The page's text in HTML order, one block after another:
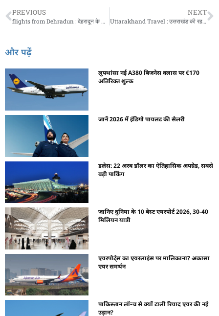
PREVIOUS
flights from Dehradun : देहरादून के यात्रियों के लिए खुशखबरी: इंडिगो ने 2025 में नई फ्लाइट्स की घोषणा की
NEXT
Uttarakhand Travel : उत्तराखंड की रहस्यमयी सुंदरता: खैट पर्वत, जहां दिखती हैं परियां
और पढ़ें
लुफ्थांसा नई A380 बिजनेस क्लास पर €170
अतिरिक्त शुल्क
जानें 2026 में इंडिगो पायलट की सैलरी
डलेस: 22 अरब डॉलर का ऐतिहासिक अपग्रेड, सबसे
बड़ी पार्किंग
जानिए दुनिया के 10 बेस्ट एयरपोर्ट 2026, 30-40
मिलियन यात्री
एयरपोर्ट्स का एयरलाइंस पर मालिकाना? अकासा
एयर समर्थन
पाकिस्तान लॉन्च से क्यों टाली रियाद एयर की नई
उड़ान?